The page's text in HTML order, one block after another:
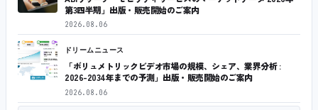
第3四半期」出版・販売開始のご案内
2026.08.06
ドリームニュース
「ボリュメトリックビデオ市場の規模、シェア、業界分析 :
2026-2034年までの予測」出版・販売開始のご案内
2026.08.06